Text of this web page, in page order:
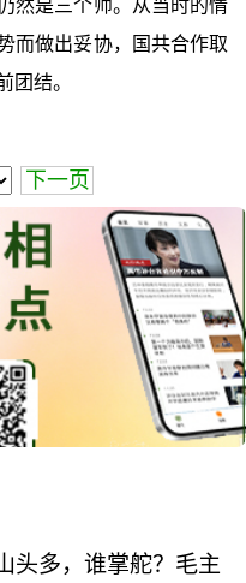
然是三个师。从当时的情
而做出妥协，国共合作取
团结。
下一页
头多，谁掌舵？毛主